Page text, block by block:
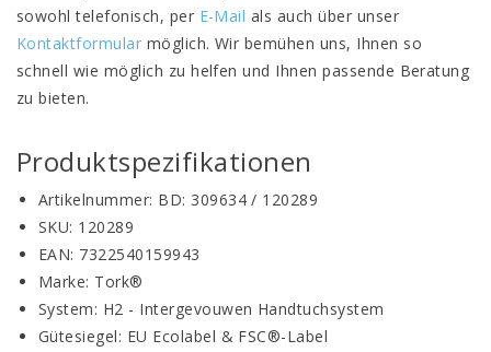
sowohl telefonisch, per E-Mail als auch über unser
Kontaktformular möglich. Wir bemühen uns, Ihnen so
schnell wie möglich zu helfen und Ihnen passende Beratung
zu bieten.
Produktspezifikationen
Artikelnummer: BD: 309634 / 120289
SKU: 120289
EAN: 7322540159943
Marke: Tork®
System: H2 - Intergevouwen Handtuchsystem
Gütesiegel: EU Ecolabel & FSC®-Label